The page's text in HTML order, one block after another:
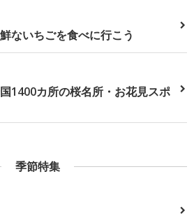
ないちごを食べに行こう
1400カ所の桜名所・お花見スポ
季節特集